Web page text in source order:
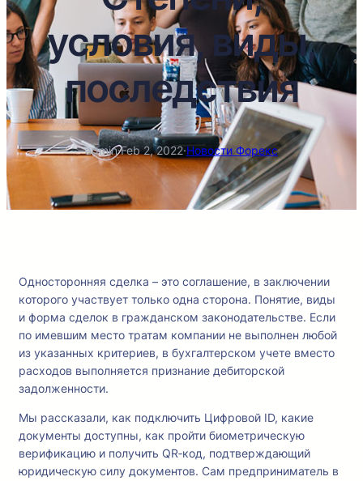
условия, виды,
последствия
admin·Feb 2, 2022·Новости Форекс
Односторонняя сделка – это соглашение, в заключении
которого участвует только одна сторона. Понятие, виды
и форма сделок в гражданском законодательстве. Если
по имевшим место тратам компании не выполнен любой
из указанных критериев, в бухгалтерском учете вместо
расходов выполняется признание дебиторской
задолженности.
Мы рассказали, как подключить Цифровой ID, какие
документы доступны, как пройти биометрическую
верификацию и получить QR‑код, подтверждающий
юридическую силу документов. Сам предприниматель в